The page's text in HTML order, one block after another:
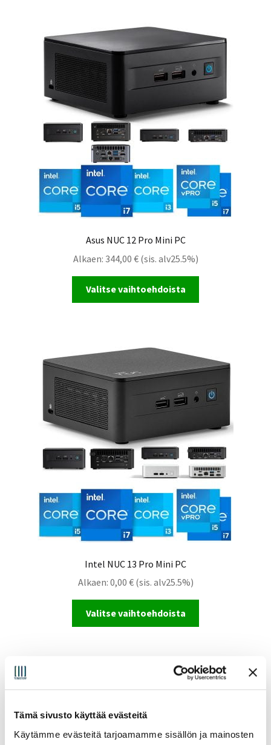
Tämä sivusto käyttää evästeitä
Käytämme evästeitä tarjoamamme sisällön ja mainosten
Asus NUC 12 Pro Mini PC
Alkaen: 344,00 €(sis. alv25.5%)
Valitse vaihtoehdoista
Intel NUC 13 Pro Mini PC
Alkaen: 0,00 €(sis. alv25.5%)
Valitse vaihtoehdoista